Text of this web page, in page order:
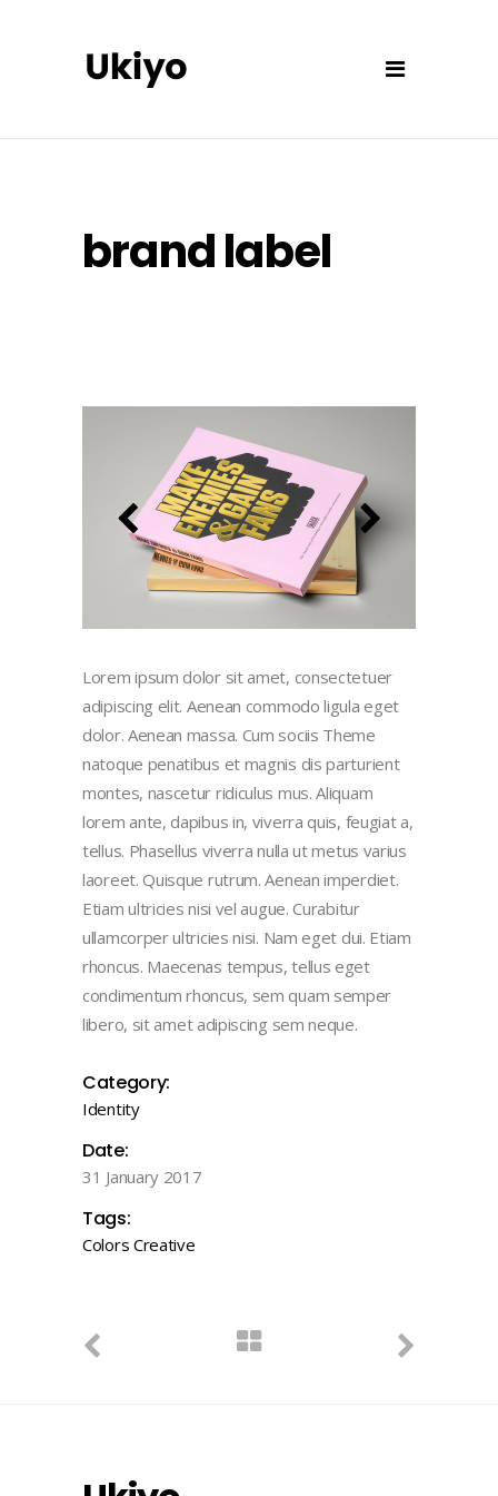
brand label
Lorem ipsum dolor sit amet, consectetuer
adipiscing elit. Aenean commodo ligula eget
dolor. Aenean massa. Cum sociis Theme
natoque penatibus et magnis dis parturient
montes, nascetur ridiculus mus. Aliquam
lorem ante, dapibus in, viverra quis, feugiat a,
tellus. Phasellus viverra nulla ut metus varius
laoreet. Quisque rutrum. Aenean imperdiet.
Etiam ultricies nisi vel augue. Curabitur
ullamcorper ultricies nisi. Nam eget dui. Etiam
rhoncus. Maecenas tempus, tellus eget
condimentum rhoncus, sem quam semper
libero, sit amet adipiscing sem neque.
Category:
Identity
Date:
31 January 2017
Tags:
Colors Creative